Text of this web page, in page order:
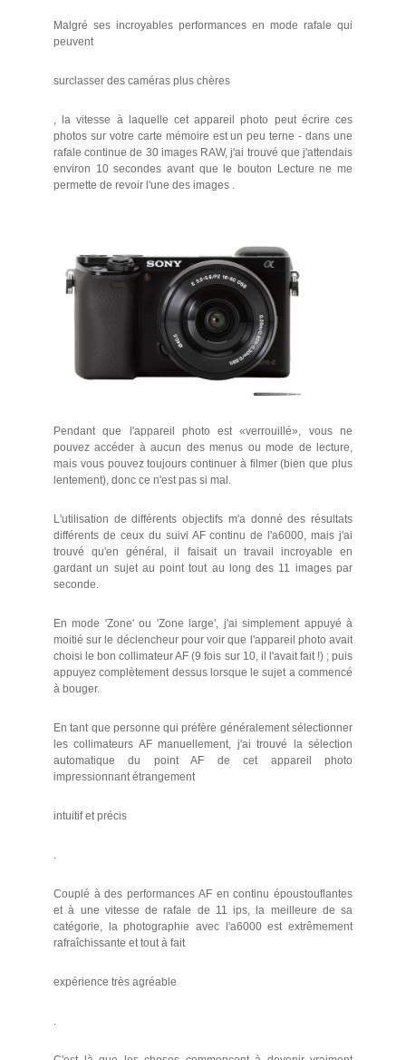
Malgré ses incroyables performances en mode rafale qui
peuvent
surclasser des caméras plus chères
, la vitesse à laquelle cet appareil photo peut écrire ces
photos sur votre carte mémoire est un peu terne - dans une
rafale continue de 30 images RAW, j'ai trouvé que j'attendais
environ 10 secondes avant que le bouton Lecture ne me
permette de revoir l'une des images .
Pendant que l'appareil photo est «verrouillé», vous ne
pouvez accéder à aucun des menus ou mode de lecture,
mais vous pouvez toujours continuer à filmer (bien que plus
lentement), donc ce n'est pas si mal.
L'utilisation de différents objectifs m'a donné des résultats
différents de ceux du suivi AF continu de l'a6000, mais j'ai
trouvé qu'en général, il faisait un travail incroyable en
gardant un sujet au point tout au long des 11 images par
seconde.
En mode 'Zone' ou 'Zone large', j'ai simplement appuyé à
moitié sur le déclencheur pour voir que l'appareil photo avait
choisi le bon collimateur AF (9 fois sur 10, il l'avait fait !) ; puis
appuyez complètement dessus lorsque le sujet a commencé
à bouger.
En tant que personne qui préfère généralement sélectionner
les collimateurs AF manuellement, j'ai trouvé la sélection
automatique du point AF de cet appareil photo
impressionnant étrangement
intuitif et précis
Couplé à des performances AF en continu époustouflantes
et à une vitesse de rafale de 11 ips, la meilleure de sa
catégorie, la photographie avec l'a6000 est extrêmement
rafraîchissante et tout à fait
expérience très agréable